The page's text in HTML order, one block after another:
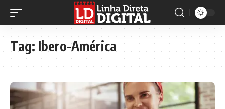
Tag: Ibero-América